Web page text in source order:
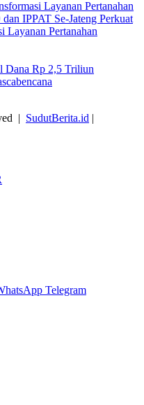
IPPAT Se-Jateng Perkuat
Layanan Pertanahan
Dana Rp 2,5 Triliun
| SudutBerita.id |
Telegram